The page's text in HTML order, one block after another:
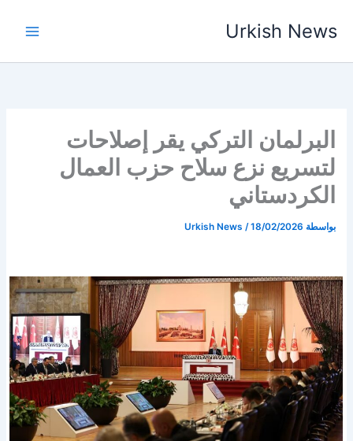
Urkish News
البرلمان التركي يقر إصلاحات
لتسريع نزع سلاح حزب العمال
الكردستاني
بواسطة Urkish News /18/02/2026